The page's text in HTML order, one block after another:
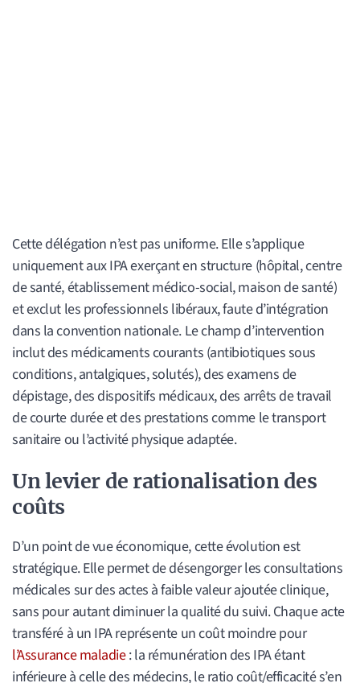
Cette délégation n’est pas uniforme. Elle s’applique
uniquement aux IPA exerçant en structure (hôpital, centre
de santé, établissement médico-social, maison de santé)
et exclut les professionnels libéraux, faute d’intégration
dans la convention nationale. Le champ d’intervention
inclut des médicaments courants (antibiotiques sous
conditions, antalgiques, solutés), des examens de
dépistage, des dispositifs médicaux, des arrêts de travail
de courte durée et des prestations comme le transport
sanitaire ou l’activité physique adaptée.
Un levier de rationalisation des
coûts
D’un point de vue économique, cette évolution est
stratégique. Elle permet de désengorger les consultations
médicales sur des actes à faible valeur ajoutée clinique,
sans pour autant diminuer la qualité du suivi. Chaque acte
transféré à un IPA représente un coût moindre pour
l’Assurance maladie: la rémunération des IPA étant
inférieure à celle des médecins, le ratio coût/efficacité s’en